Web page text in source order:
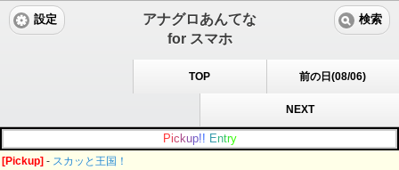
アナグロあんてな
for スマホ
設定 検索
TOP 前の日(08/06)
NEXT
Pic kup!! Entry
[Pickup] - スカッと王国！